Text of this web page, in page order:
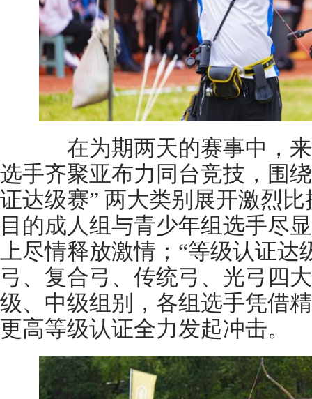
在为期两天的赛事中，来
选手齐聚亚布力同台竞技，围
证达级赛” 两大类别展开激烈
目的成人组与青少年组选手尽
上尽情释放激情；“等级认证
弓、复合弓、传统弓、光弓四
级、中级组别，各组选手凭借
更高等级认证全力发起冲击。